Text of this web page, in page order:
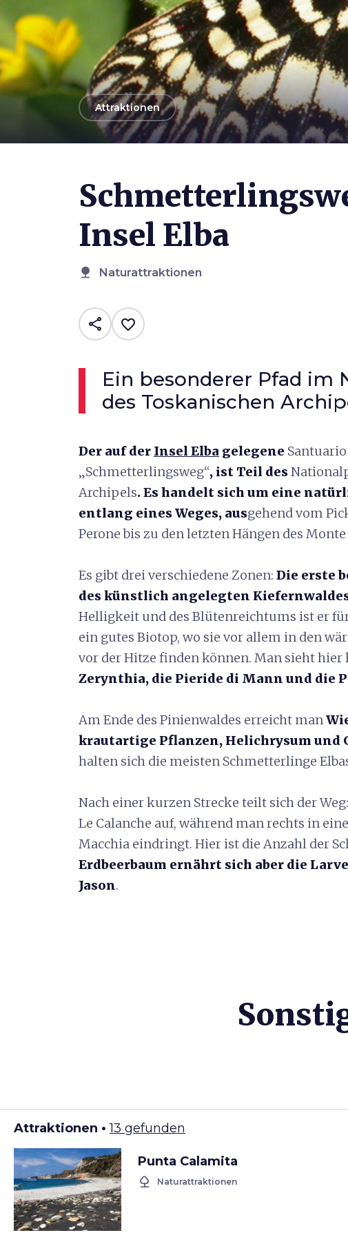
arrow_backAttraktionen
Insel Elba
nature Naturattraktionen
share favorite_border
Ein besonderer Pfad im
des Toskanischen
Der auf der Insel Elba gelegene
„Schmetterlingsweg“, ist Teil des
Archipels. Es handelt sich um eine
entlang eines Weges, ausgehend vom
Perone bis zu den letzten Hängen des
Es gibt drei verschiedene Zonen: Die erste
des künstlich angelegten
Helligkeit und des Blütenreichtums ist er
ein gutes Biotop, wo sie vor allem in den
vor der Hitze finden können. Man sieht
Zerynthia, die Pieride di Mann und die
Am Ende des Pinienwaldes erreicht man
krautartige Pflanzen, Helichrysum und
halten sich die meisten Schmetterlinge
Nach einer kurzen Strecke teilt sich der
Le Calanche auf, während man rechts in
Macchia eindringt. Hier ist die Anzahl der
Erdbeerbaum ernährt sich aber die
Jason.
Attraktionen •13 gefunden
Punta Calamita
nature Naturattraktionen